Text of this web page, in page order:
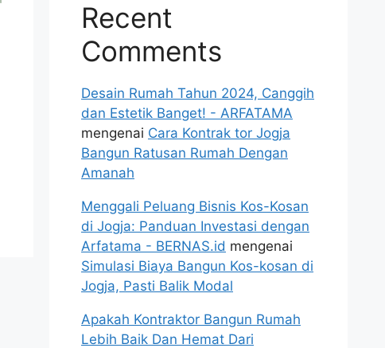
Recent
Comments
Desain Rumah Tahun 2024, Canggih
dan Estetik Banget! - ARFATAMA
mengenai Cara Kontrak tor Jogja
Bangun Ratusan Rumah Dengan
Amanah
Menggali Peluang Bisnis Kos-Kosan
di Jogja: Panduan Investasi dengan
Arfatama - BERNAS.id mengenai
Simulasi Biaya Bangun Kos-kosan di
Jogja, Pasti Balik Modal
Apakah Kontraktor Bangun Rumah
Lebih Baik Dan Hemat Dari